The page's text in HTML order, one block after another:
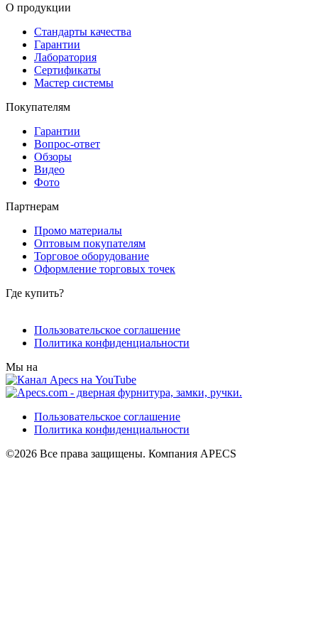
О продукции
Стандарты качества
Гарантии
Лаборатория
Сертификаты
Мастер системы
Покупателям
Гарантии
Вопрос-ответ
Обзоры
Видео
Фото
Партнерам
Промо материалы
Оптовым покупателям
Торговое оборудование
Оформление торговых точек
Где купить?
Пользовательское соглашение
Политика конфиденциальности
Мы на
Пользовательское соглашение
Политика конфиденциальности
©2026 Все права защищены. Компания APECS